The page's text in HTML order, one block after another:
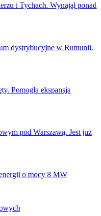
i Tychach. Wynajął ponad
dystrybucyjne w Rumunii.
Pomogła ekspansja
pod Warszawą. Jest już
o mocy 8 MW